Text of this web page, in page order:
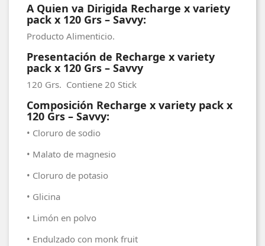
A Quien va Dirigida Recharge x variety
pack x 120 Grs – Savvy:
Producto Alimenticio.
Presentación de Recharge x variety
pack x 120 Grs – Savvy
120 Grs. Contiene 20 Stick
Composición Recharge x variety pack x
120 Grs – Savvy:
• Cloruro de sodio
• Malato de magnesio
• Cloruro de potasio
• Glicina
• Limón en polvo
• Endulzado con monk fruit